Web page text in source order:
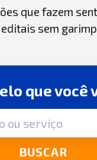
que fazem
sem
que você
BUSCAR